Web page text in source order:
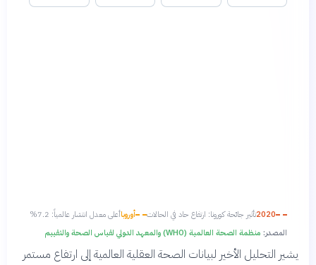
2020تأثير جائحة كورونا: ارتفاع حاد في الحالات أوروباأعلى معدل انتشار عالمياً: 7.2%
المصدر: منظمة الصحة العالمية (WHO) والمعهد الدولي لقياس الصحة والتقييم
يشير التحليل الأخير لبيانات الصحة العقلية العالمية إلى ارتفاع مستمر